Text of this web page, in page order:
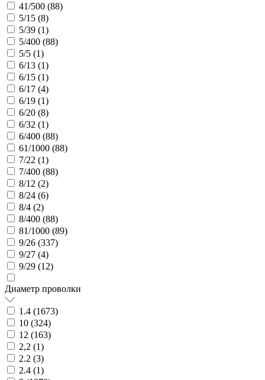
41/500 (88)
5/15 (8)
5/39 (1)
5/400 (88)
5/5 (1)
6/13 (1)
6/15 (1)
6/17 (4)
6/19 (1)
6/20 (8)
6/32 (1)
6/400 (88)
61/1000 (88)
7/22 (1)
7/400 (88)
8/12 (2)
8/24 (6)
8/4 (2)
8/400 (88)
81/1000 (89)
9/26 (337)
9/27 (4)
9/29 (12)
Диаметр проволки
1.4 (1673)
10 (324)
12 (163)
2,2 (1)
2.2 (3)
2.4 (1)